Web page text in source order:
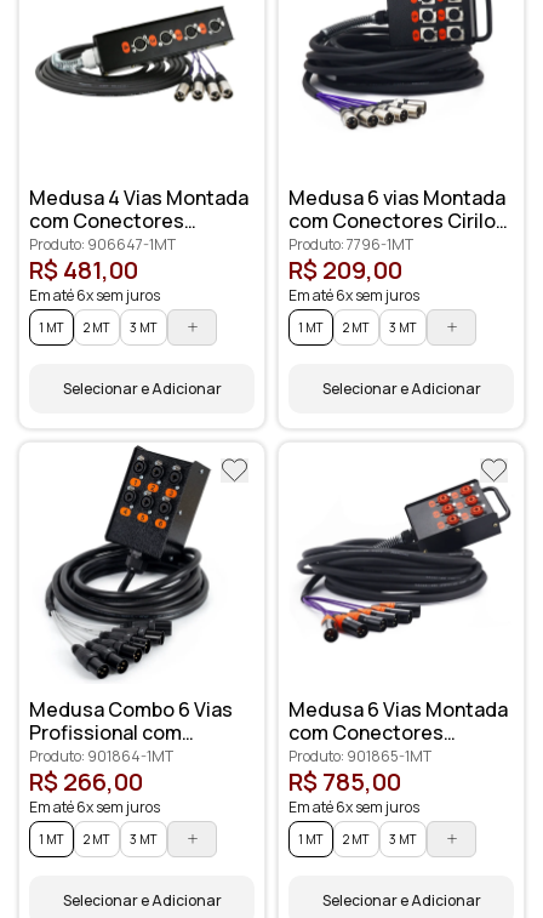
Medusa 4 Vias Montada
com Conectores
Amphenol
Produto: 906647-1MT
R$ 481,00
Em até 6x sem juros
1 MT 2 MT 3 MT
Selecionar e Adicionar
Medusa 6 vias Montada
com Conectores Cirilo
Cabos
Produto: 7796-1MT
R$ 209,00
Em até 6x sem juros
1 MT 2 MT 3 MT
Selecionar e Adicionar
Medusa Combo 6 Vias
Profissional com
Conectores XLR
Anilhados
Produto: 901864-1MT
R$ 266,00
Em até 6x sem juros
1 MT 2 MT 3 MT
Selecionar e Adicionar
Medusa 6 Vias Montada
com Conectores
Profissionais
Produto: 901865-1MT
R$ 785,00
Em até 6x sem juros
1 MT 2 MT 3 MT
Selecionar e Adicionar